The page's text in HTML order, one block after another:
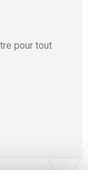
pour tout